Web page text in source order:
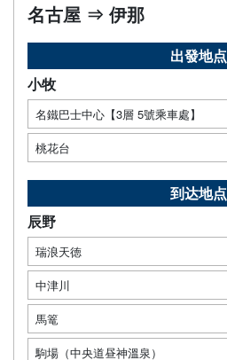
名古屋 ⇒ 伊那
出發地点
小牧
名鐵巴士中心【3層 5號乘車處】
桃花台
到达地点
辰野
瑞浪天徳
中津川
馬篭
駒場（中央道昼神溫泉）